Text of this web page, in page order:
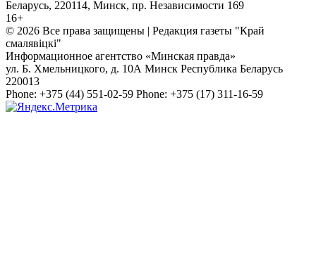
Беларусь, 220114, Минск, пр. Независимости 169
16+
© 2026 Все права защищены | Редакция газеты "Край
смалявiцкi"
Информационное агентство «Минская правда»
ул. Б. Хмельницкого, д. 10А Минск Республика Беларусь
220013
Phone: +375 (44) 551-02-59 Phone: +375 (17) 311-16-59